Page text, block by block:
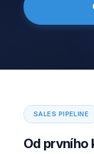
SALES PIPELINE
Od prvního